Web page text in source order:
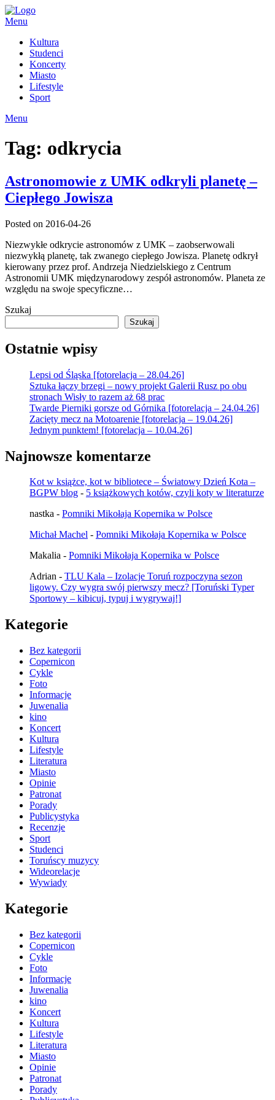
Skip
to
Menu
Kultura
Studenci
Koncerty
Miasto
Lifestyle
Sport
Menu
Tag: odkrycia
Astronomowie z UMK odkryli planetę –
Ciepłego Jowisza
Posted on 2016-04-26
Niezwykłe odkrycie astronomów z UMK – zaobserwowali
niezwykłą planetę, tak zwanego ciepłego Jowisza. Planetę odkrył
kierowany przez prof. Andrzeja Niedzielskiego z Centrum
Astronomii UMK międzynarodowy zespół astronomów. Planeta ze
względu na swoje specyficzne…
Szukaj
Szukaj
Ostatnie wpisy
Lepsi od Śląska [fotorelacja – 28.04.26]
Sztuka łączy brzegi – nowy projekt Galerii Rusz po obu
stronach Wisły to razem aż 68 prac
Twarde Pierniki gorsze od Górnika [fotorelacja – 24.04.26]
Zacięty mecz na Motoarenie [fotorelacja – 19.04.26]
Jednym punktem! [fotorelacja – 10.04.26]
Najnowsze komentarze
Kot w książce, kot w bibliotece – Światowy Dzień Kota –
BGPW blog - 5 książkowych kotów, czyli koty w literaturze
nastka - Pomniki Mikołaja Kopernika w Polsce
Michał Machel - Pomniki Mikołaja Kopernika w Polsce
Makalia - Pomniki Mikołaja Kopernika w Polsce
Adrian - TLU Kala – Izolacje Toruń rozpoczyna sezon
ligowy. Czy wygra swój pierwszy mecz? [Toruński Typer
Sportowy – kibicuj, typuj i wygrywaj!]
Kategorie
Bez kategorii
Copernicon
Cykle
Foto
Informacje
Juwenalia
kino
Koncert
Kultura
Lifestyle
Literatura
Miasto
Opinie
Patronat
Porady
Publicystyka
Recenzje
Sport
Studenci
Toruńscy muzycy
Wideorelacje
Wywiady
Kategorie
Bez kategorii
Copernicon
Cykle
Foto
Informacje
Juwenalia
kino
Koncert
Kultura
Lifestyle
Literatura
Miasto
Opinie
Patronat
Porady